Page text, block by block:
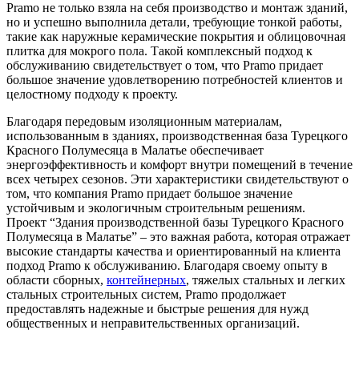
Pramo не только взяла на себя производство и монтаж зданий,
но и успешно выполнила детали, требующие тонкой работы,
такие как наружные керамические покрытия и облицовочная
плитка для мокрого пола. Такой комплексный подход к
обслуживанию свидетельствует о том, что Pramo придает
большое значение удовлетворению потребностей клиентов и
целостному подходу к проекту.
Благодаря передовым изоляционным материалам,
использованным в зданиях, производственная база Турецкого
Красного Полумесяца в Малатье обеспечивает
энергоэффективность и комфорт внутри помещений в течение
всех четырех сезонов. Эти характеристики свидетельствуют о
том, что компания Pramo придает большое значение
устойчивым и экологичным строительным решениям.
Проект “Здания производственной базы Турецкого Красного
Полумесяца в Малатье” – это важная работа, которая отражает
высокие стандарты качества и ориентированный на клиента
подход Pramo к обслуживанию. Благодаря своему опыту в
области сборных, контейнерных, тяжелых стальных и легких
стальных строительных систем, Pramo продолжает
предоставлять надежные и быстрые решения для нужд
общественных и неправительственных организаций.